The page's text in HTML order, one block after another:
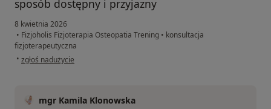
sposób dostępny i przyjazny
8 kwietnia 2026
• Fizjoholis Fizjoterapia Osteopatia Trening • konsultacja
fizjoterapeutyczna
• w opinii użytkownika Magdalena
zgłoś nadużycie
mgr Kamila Klonowska